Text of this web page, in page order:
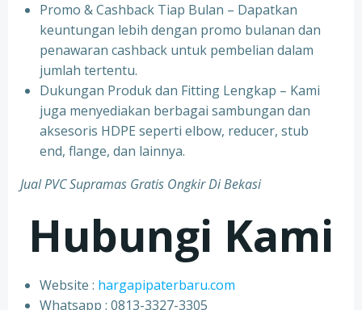
Promo & Cashback Tiap Bulan – Dapatkan
keuntungan lebih dengan promo bulanan dan
penawaran cashback untuk pembelian dalam
jumlah tertentu.
Dukungan Produk dan Fitting Lengkap – Kami
juga menyediakan berbagai sambungan dan
aksesoris HDPE seperti elbow, reducer, stub
end, flange, dan lainnya.
Jual PVC Supramas Gratis Ongkir Di Bekasi
Hubungi Kami
Website : hargapipaterbaru.com
Whatsapp : 0813-3327-3305